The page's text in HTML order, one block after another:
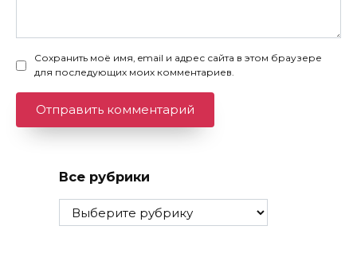
Сохранить моё имя, email и адрес сайта в этом браузере
для последующих моих комментариев.
Все рубрики
Все
рубрики